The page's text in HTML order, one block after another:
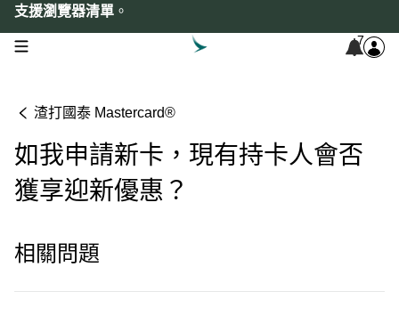
支援瀏覽器清單 。
open navigation menu 7
渣打國泰 Mastercard®
如我申請新卡，現有持卡人會否
獲享迎新優惠？
相關問題